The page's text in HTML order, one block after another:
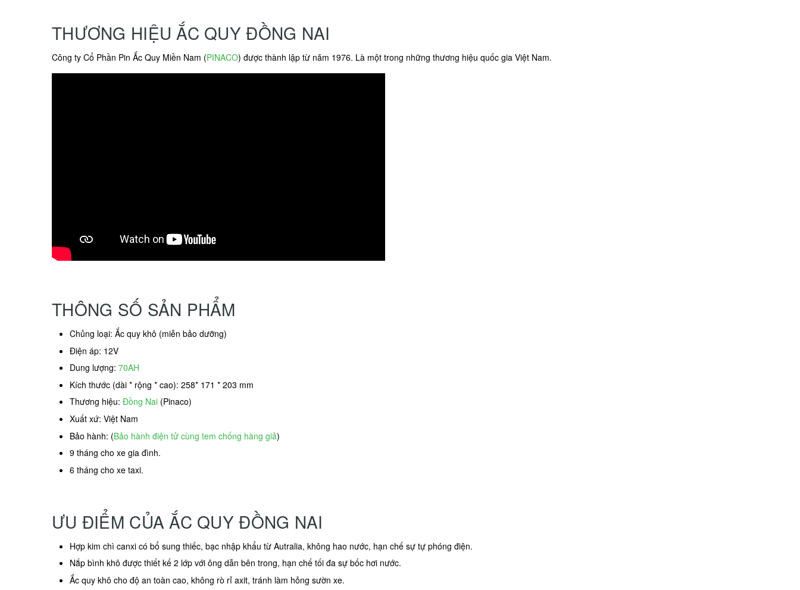
THƯƠNG HIỆU ẮC QUY ĐỒNG NAI
Công ty Cổ Phần Pin Ắc Quy Miền Nam (PINACO) được thành lập từ năm 1976. Là một trong những thương hiệu quốc gia Việt Nam.
THÔNG SỐ SẢN PHẨM
Chủng loại: Ắc quy khô (miễn bảo dưỡng)
Điện áp: 12V
Dung lượng: 70AH
Kích thước (dài * rộng * cao): 258* 171 * 203 mm
Thương hiệu: Đồng Nai (Pinaco)
Xuất xứ: Việt Nam
Bảo hành: (Bảo hành điện tử cùng tem chống hàng giả)
9 tháng cho xe gia đình.
6 tháng cho xe taxi.
ƯU ĐIỂM CỦA ẮC QUY ĐỒNG NAI
Hợp kim chì canxi có bổ sung thiếc, bạc nhập khẩu từ Autralia, không hao nước, hạn chế sự tự phóng điện.
Nắp bình khô được thiết kế 2 lớp với ông dẫn bên trong, hạn chế tối đa sự bốc hơi nước.
Ắc quy khô cho độ an toàn cao, không rò rỉ axit, tránh làm hỏng sườn xe.